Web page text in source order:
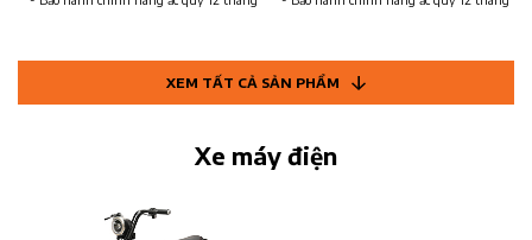
XEM TẤT CẢ SẢN PHẨM
Xe máy điện